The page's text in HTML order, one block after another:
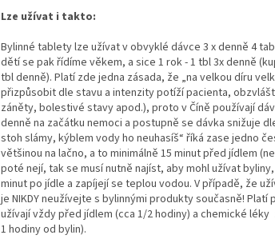
Lze užívat i takto:
Bylinné tablety lze užívat v obvyklé dávce 3 x denně 4
dětí se pak řídíme věkem, a sice 1 rok - 1 tbl 3x denně
tbl denně). Platí zde jedna zásada, že „na velkou díru
přizpůsobit dle stavu a intenzity potíží pacienta,
záněty, bolestivé stavy apod.), proto v Číně používají
denně na začátku nemoci a postupně se dávka snižuje
stoh slámy, kýblem vody ho neuhasíš“ říká zase jedno
většinou na lačno, a to minimálně 15 minut před jídlem
poté nejí, tak se musí nutně najíst, aby mohl užívat
minut po jídle a zapíjejí se teplou vodou. V případě, že
je NIKDY neužívejte s bylinnými produkty současně!
užívají vždy před jídlem (cca 1/2 hodiny) a chemické
1 hodiny od bylin).